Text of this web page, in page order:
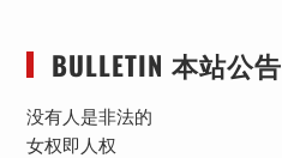
BULLETIN 本站公告
没有人是非法的
女权即人权